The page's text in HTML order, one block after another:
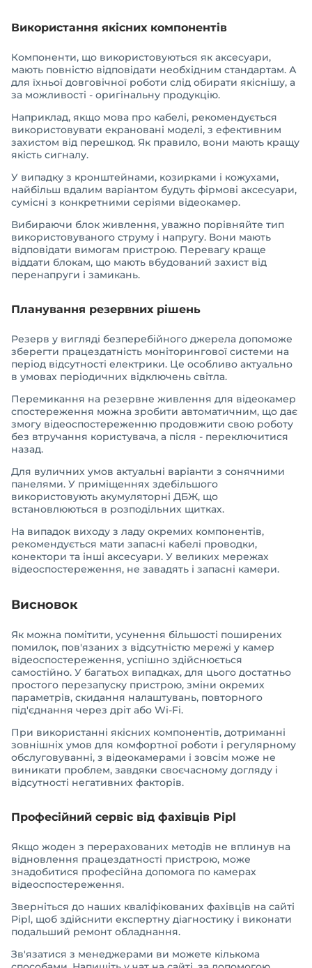
Використання якісних компонентів
Компоненти, що використовуються як аксесуари,
мають повністю відповідати необхідним стандартам. А
для їхньої довговічної роботи слід обирати якіснішу, а
за можливості - оригінальну продукцію.
Наприклад, якщо мова про кабелі, рекомендується
використовувати екрановані моделі, з ефективним
захистом від перешкод. Як правило, вони мають кращу
якість сигналу.
У випадку з кронштейнами, козирками і кожухами,
найбільш вдалим варіантом будуть фірмові аксесуари,
сумісні з конкретними серіями відеокамер.
Вибираючи блок живлення, уважно порівняйте тип
використовуваного струму і напругу. Вони мають
відповідати вимогам пристрою. Перевагу краще
віддати блокам, що мають вбудований захист від
перенапруги і замикань.
Планування резервних рішень
Резерв у вигляді безперебійного джерела допоможе
зберегти працездатність моніторингової системи на
період відсутності електрики. Це особливо актуально
в умовах періодичних відключень світла.
Перемикання на резервне живлення для відеокамер
спостереження можна зробити автоматичним, що дає
змогу відеоспостереженню продовжити свою роботу
без втручання користувача, а після - переключитися
назад.
Для вуличних умов актуальні варіанти з сонячними
панелями. У приміщеннях здебільшого
використовують акумуляторні ДБЖ, що
встановлюються в розподільних щитках.
На випадок виходу з ладу окремих компонентів,
рекомендується мати запасні кабелі проводки,
конектори та інші аксесуари. У великих мережах
відеоспостереження, не завадять і запасні камери.
Висновок
Як можна помітити, усунення більшості поширених
помилок, пов'язаних з відсутністю мережі у камер
відеоспостереження, успішно здійснюється
самостійно. У багатьох випадках, для цього достатньо
простого перезапуску пристрою, зміни окремих
параметрів, скидання налаштувань, повторного
під'єднання через дріт або Wi-Fi.
При використанні якісних компонентів, дотриманні
зовнішніх умов для комфортної роботи і регулярному
обслуговуванні, з відеокамерами і зовсім може не
виникати проблем, завдяки своєчасному догляду і
відсутності негативних факторів.
Професійний сервіс від фахівців Pipl
Якщо жоден з перерахованих методів не вплинув на
відновлення працездатності пристрою, може
знадобитися професійна допомога по камерах
відеоспостереження.
Зверніться до наших кваліфікованих фахівців на сайті
Pipl, щоб здійснити експертну діагностику і виконати
подальший ремонт обладнання.
Зв'язатися з менеджерами ви можете кількома